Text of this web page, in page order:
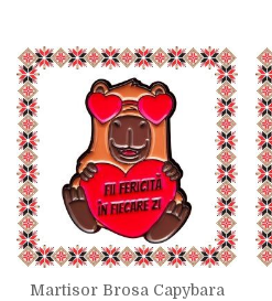
Martisor Brosa Capybara